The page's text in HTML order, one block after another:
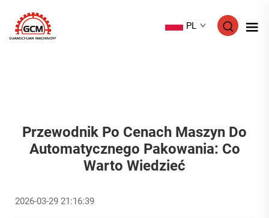
PL
Przewodnik Po Cenach Maszyn Do
Automatycznego Pakowania: Co
Warto Wiedzieć
2026-03-29 21:16:39